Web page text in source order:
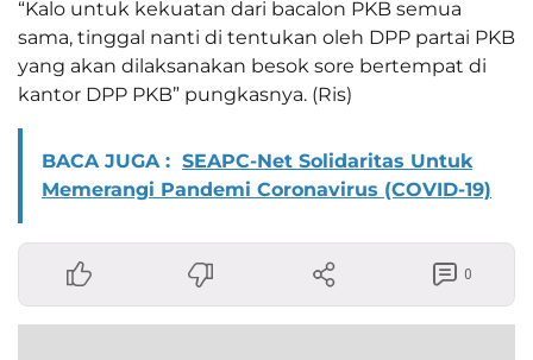
“Kalo untuk kekuatan dari bacalon PKB semua
sama, tinggal nanti di tentukan oleh DPP partai PKB
yang akan dilaksanakan besok sore bertempat di
kantor DPP PKB” pungkasnya. (Ris)
BACA JUGA : SEAPC-Net Solidaritas Untuk
Memerangi Pandemi Coronavirus (COVID-19)
0